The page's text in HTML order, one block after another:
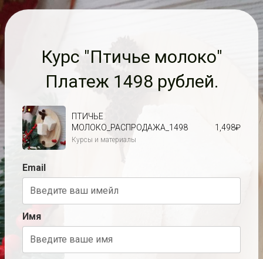
Курс "Птичье молоко"
Платеж 1498 рублей.
ПТИЧЬЕ
МОЛОКО_РАСПРОДАЖА_1498
Курсы и материалы
1,498₽
Email
Имя